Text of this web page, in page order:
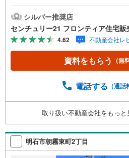
ームしていただけます！ 特
物がすっきり片付きます・1
む時間帯にも安心・広めの8
立地・御国野小学校まで徒歩
分 弊社が選ばれる理由 1.お
シャルプランナーが資金計
繋がりがあるため、最も低
社のリフォームプランナー
繋ぎ、有事の際に迅速にサポ
同士が連携をとっているた
す。お気軽にお問合せくださ
シルバー推奨店
センチュリー21 フロンティア住宅
4.62 不動産会社レ
資料をもらう （無
電話する （通話
取り扱い不動産会社をもっと
明石市朝霧東町2丁目